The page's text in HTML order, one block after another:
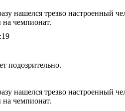
нашелся трезво настроенный
чемпионат.
подозрительно.
нашелся трезво настроенный
чемпионат.